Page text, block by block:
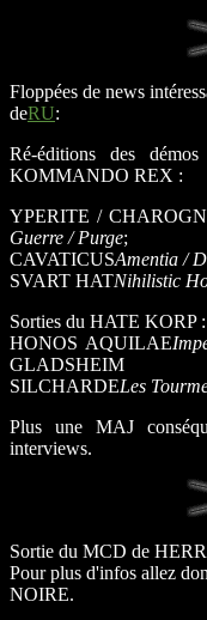
Floppées de news
deRU:
Ré-éditions des
KOMMANDO REX :
YPERITE /
Guerre / Purge;
CAVATICUSAmentia /
SVART HATNihilistic
Sorties du HATE KORP :
HONOS AQUILAE
GLADSHEIM
SILCHARDELes
Plus une MAJ
interviews.
Sortie du MCD de
Pour plus d'infos allez
NOIRE.